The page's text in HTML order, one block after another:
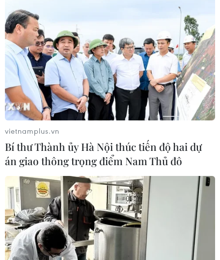
vietnamplus.vn
Bí thư Thành ủy Hà Nội thúc tiến độ hai dự
án giao thông trọng điểm Nam Thủ đô